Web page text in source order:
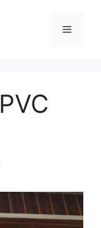
Menu